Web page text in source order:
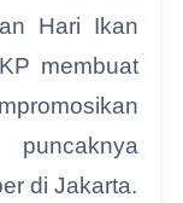
Hari Ikan
membuat
di Jakarta.